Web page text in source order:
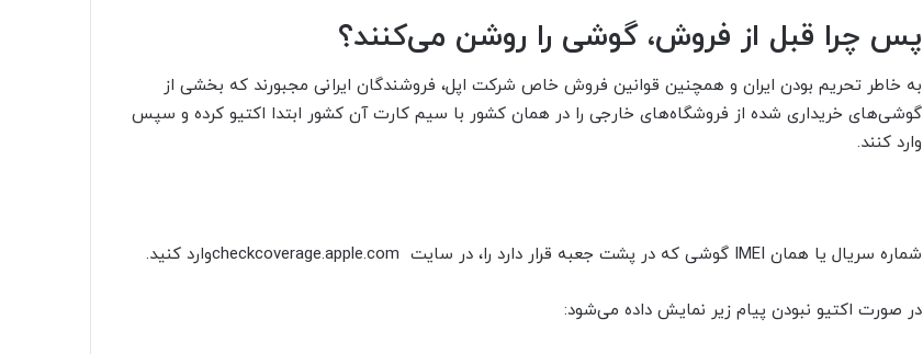
پس چرا قبل از فروش، گوشی را روشن می‌کنند؟
به خاطر تحریم بودن ایران و همچنین قوانین فروش خاص شرکت اپل، فروشندگان ایرانی مجبورند که بخشی از
گوشی‌های خریداری شده از فروشگاه‌های خارجی را در همان کشور با سیم کارت آن کشور ابتدا اکتیو کرده و سپس
وارد کنند.
شماره سریال یا همان IMEI گوشی که در پشت جعبه قرار دارد را، در سایت checkcoverage.apple.comوارد کنید.
در صورت اکتیو نبودن پیام زیر نمایش داده می‌شود: